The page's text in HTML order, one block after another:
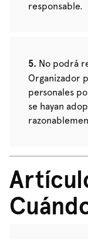
responsable.
No podrá
Organizador
personales
se hayan